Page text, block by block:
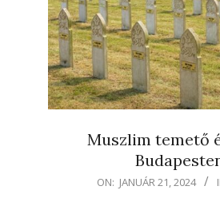
Muszlim temető
ON: JANUÁR 21, 2024